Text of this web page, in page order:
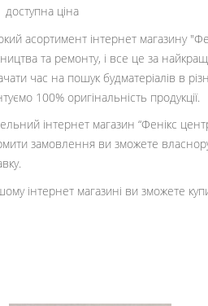
доступна ціна
асортимент інтернет магазину
та ремонту, і все це за
час на пошук будматеріалів в
100% оригінальність продукції.
інтернет магазин “Фенікс
замовлення ви зможете
інтернет магазині ви зможете